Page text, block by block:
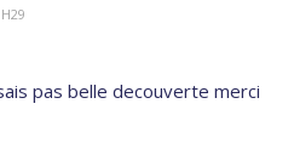
pas belle decouverte merci